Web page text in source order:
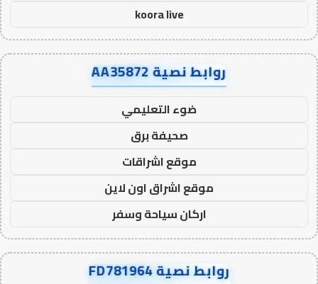
koora live
روابط نصية AA35872
ضوء التعليمي
صحيفة برق
موقع اشراقات
موقع اشراق اون لاين
اركان سياحة وسفر
روابط نصية FD781964